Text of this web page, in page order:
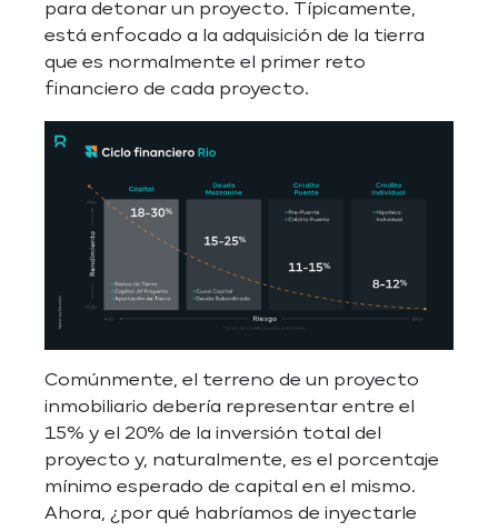
para detonar un proyecto. Típicamente,
está enfocado a la adquisición de la tierra
que es normalmente el primer reto
financiero de cada proyecto.
Comúnmente, el terreno de un proyecto
inmobiliario debería representar entre el
15% y el 20% de la inversión total del
proyecto y, naturalmente, es el porcentaje
mínimo esperado de capital en el mismo.
Ahora, ¿por qué habríamos de inyectarle